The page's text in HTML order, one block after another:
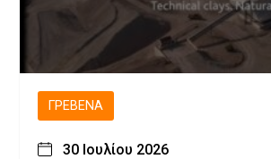
ΓΡΕΒΕΝΆ
30 Ιουλίου 2026